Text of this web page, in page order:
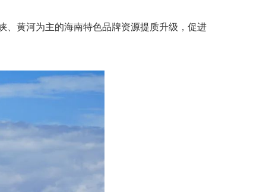
、黄河为主的海南特色品牌资源提质升级，促进